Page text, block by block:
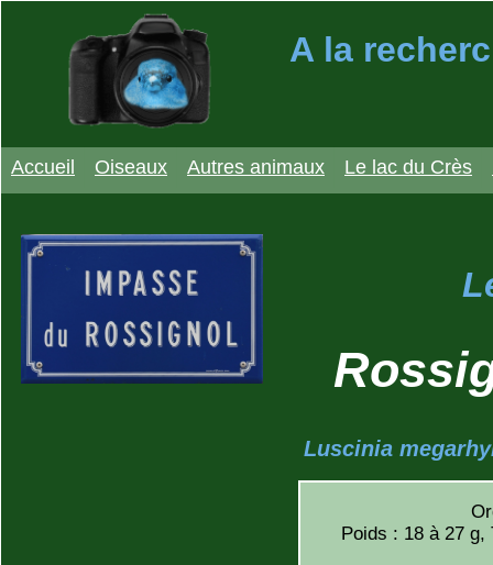
A la
Accueil Oiseaux Autres animaux Le lac du Crès
Luscinia
Poids : 18 à 27 g,